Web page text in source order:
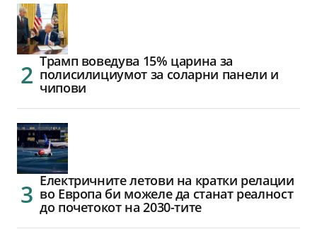
Трамп воведува 15% царина за
полисилициумот за соларни панели и
чипови
Електричните летови на кратки релации
во Европа би можеле да станат реалност
до почетокот на 2030-тите